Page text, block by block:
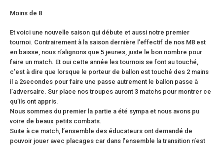
Moins de 8
Et voici une nouvelle saison qui débute et aussi notre premier
tournoi. Contrairement à la saison dernière l’effectif de nos M8 est
en baisse, nous n’alignons que 5 jeunes, juste le bon nombre pour
faire un match. Et oui cette année les tournois se font au touché,
c’est à dire que lorsque le porteur de ballon est touché des 2 mains
il a 2secondes pour faire une passe autrement le ballon passe à
l’adversaire. Sur place nos troupes auront 3 matchs pour montrer ce
qu’ils ont appris.
Nous sommes du premier la partie a été sympa et nous avons pu
voire de beaux petits combats.
Suite à ce match, l’ensemble des éducateurs ont demandé de
pouvoir jouer avec placages car dans l’ensemble la transition n’est